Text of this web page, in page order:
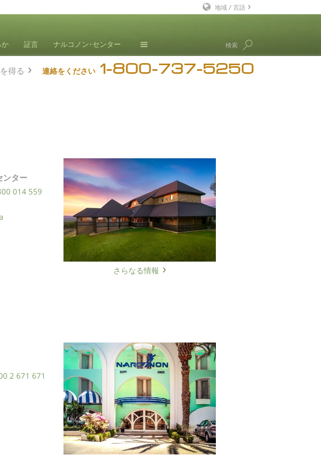
証言 ナルコノン･センター
ニュース
検索
地域 / 言語
ドイツ語
マジャール語
イタリア語
日本語
マケドニア語
オランダ語
ノルウェー語
ネパール語
ウクライナ語
クロアチア語
トルコ語
すべての地域/言語
連絡をください 1-800-737-5250
得る
ンター
014 559
さらなる情報
2 671 671